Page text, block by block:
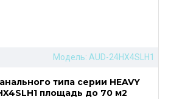
Модель: AUD-24HX4SLH1
типа серии HEAVY
площадь до 70 м2